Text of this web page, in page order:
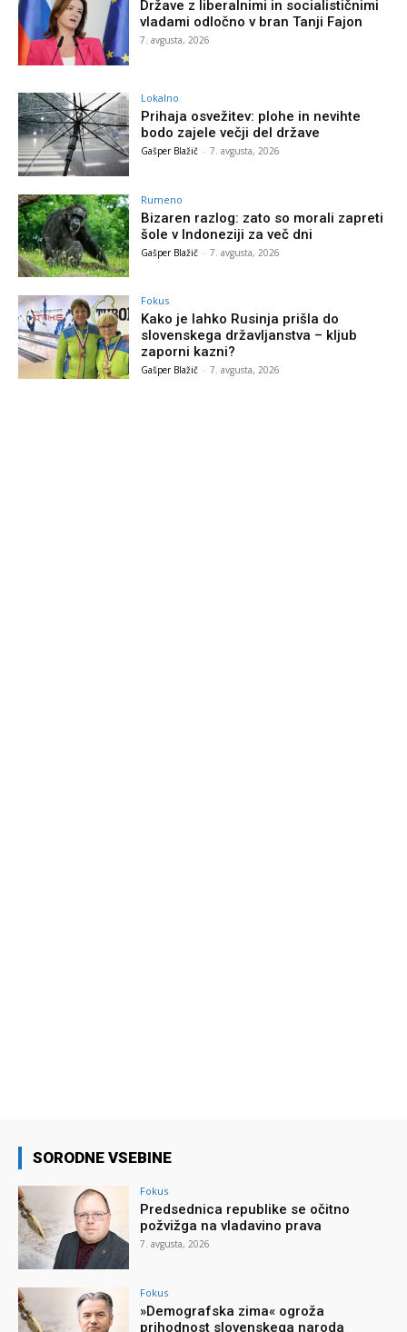
Države z liberalnimi in socialističnimi
vladami odločno v bran Tanji Fajon
7. avgusta, 2026
Lokalno
Prihaja osvežitev: plohe in nevihte
bodo zajele večji del države
Gašper Blažič - 7. avgusta, 2026
Rumeno
Bizaren razlog: zato so morali zapreti
šole v Indoneziji za več dni
Gašper Blažič - 7. avgusta, 2026
Fokus
Kako je lahko Rusinja prišla do
slovenskega državljanstva – kljub
zaporni kazni?
Gašper Blažič - 7. avgusta, 2026
SORODNE VSEBINE
Fokus
Predsednica republike se očitno
požvižga na vladavino prava
7. avgusta, 2026
Fokus
»Demografska zima« ogroža
prihodnost slovenskega naroda